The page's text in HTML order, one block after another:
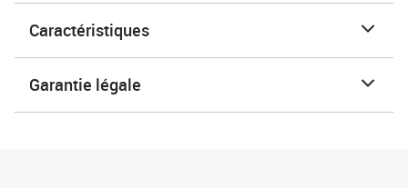
Caractéristiques
Garantie légale